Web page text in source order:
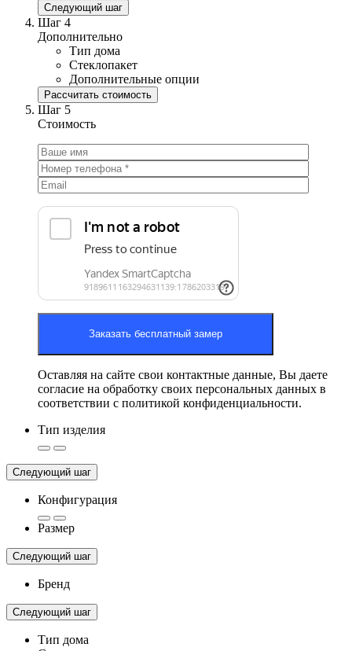
Следующий шаг
Шаг 4
Дополнительно
Тип дома
Стеклопакет
Дополнительные опции
Рассчитать стоимость
Шаг 5
Стоимость
Оставляя на сайте свои контактные данные, Вы даете
согласие на обработку своих персональных данных в
соответствии с политикой конфиденциальности.
Тип изделия
Следующий шаг
Конфигурация
Размер
Следующий шаг
Бренд
Следующий шаг
Тип дома